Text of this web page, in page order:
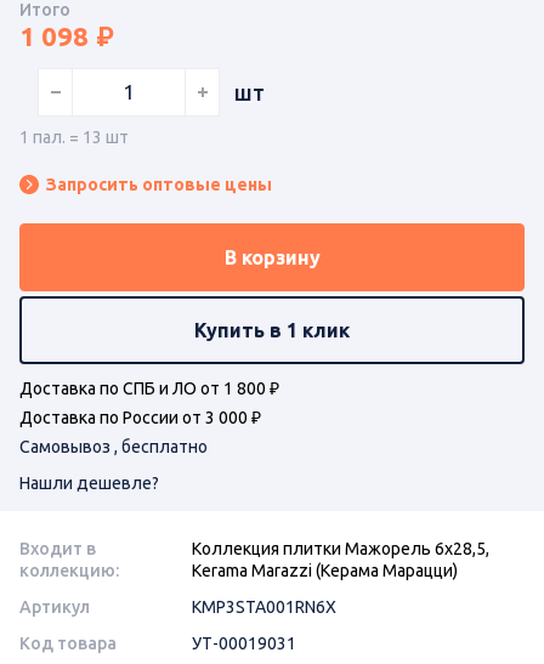
Итого
1 098
шт
1 пал. = 13 шт
Запросить оптовые цены
В корзину
Купить в 1 клик
Доставка по СПБ и ЛО от 1 800 ₽
Доставка по России от 3 000 ₽
Самовывоз , бесплатно
Нашли дешевле?
Входит в
коллекцию:
Коллекция плитки Мажорель 6х28,5,
Kerama Marazzi (Керама Марацци)
Артикул
KMP3STA001RN6X
Код товара
УТ-00019031